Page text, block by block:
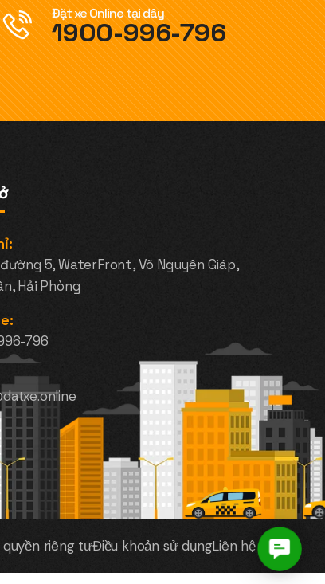
Đặt xe Online tại đây
1900-996-796
5, WaterFront, Võ Nguyên Giáp,
Hải Phòng
796
riêng tưĐiều khoản sử dụngLiên hệ